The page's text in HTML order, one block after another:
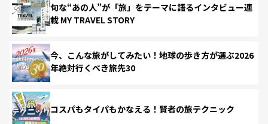
旬な“あの人”が「旅」をテーマに語るインタビュー連
載 MY TRAVEL STORY
今、こんな旅がしてみたい！地球の歩き方が選ぶ2026
年絶対行くべき旅先30
コスパもタイパもかなえる！賢者の旅テクニック